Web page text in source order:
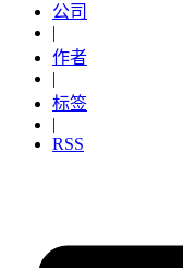
公司
|
作者
|
标签
|
RSS